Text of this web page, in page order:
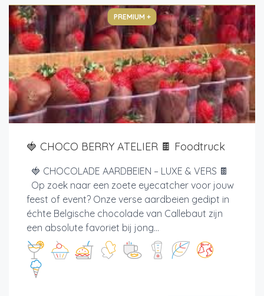
PREMIUM +
🍓 CHOCO BERRY ATELIER 🍫 Foodtruck
🍓 CHOCOLADE AARDBEIEN – LUXE & VERS 🍫
Op zoek naar een zoete eyecatcher voor jouw
feest of event? Onze verse aardbeien gedipt in
échte Belgische chocolade van Callebaut zijn
een absolute favoriet bij jong...